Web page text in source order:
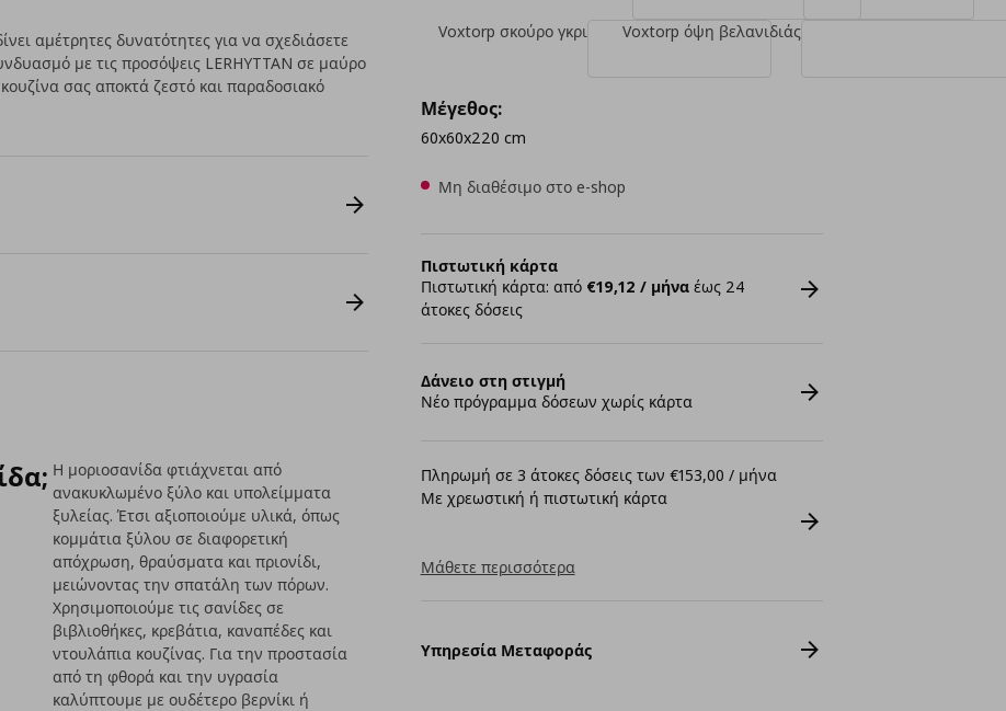
Voxtorp σκούρο γκρι Voxtorp όψη βελανιδιάς
Μέγεθος:
60x60x220 cm
Μη διαθέσιμο στο e-shop
Πιστωτική κάρτα
Πιστωτική κάρτα: από €19,12 / μήναέως 24
άτοκες δόσεις
Δάνειο στη στιγμή
Νέο πρόγραμμα δόσεων χωρίς κάρτα
Πληρωμή σε 3 άτοκες δόσεις των €153,00 / μήνα
Με χρεωστική ή πιστωτική κάρτα
Μάθετε περισσότερα
Υπηρεσία Μεταφοράς
αμέτρητες δυνατότητες για να σχεδιάσετε
με τις προσόψεις LERHYTTAN σε μαύρο
σας αποκτά ζεστό και παραδοσιακό
Η μοριοσανίδα φτιάχνεται από
ανακυκλωμένο ξύλο και υπολείμματα
ξυλείας. Έτσι αξιοποιούμε υλικά, όπως
κομμάτια ξύλου σε διαφορετική
απόχρωση, θραύσματα και πριονίδι,
μειώνοντας την σπατάλη των πόρων.
Χρησιμοποιούμε τις σανίδες σε
βιβλιοθήκες, κρεβάτια, καναπέδες και
ντουλάπια κουζίνας. Για την προστασία
από τη φθορά και την υγρασία
καλύπτουμε με ουδέτερο βερνίκι ή